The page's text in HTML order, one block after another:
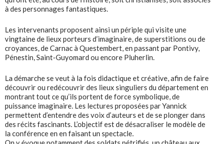
à des personnages fantastiques.
Les intervenants proposent ainsi un périple qui visite une
vingtaine de lieux porteurs d’imaginaire, de superstitions ou de
croyances, de Carnac à Questembert, en passant par Pontivy,
Pénestin, Saint-Guyomard ou encore Pluherlin.
La démarche se veut à la fois didactique et créative, afin de faire
découvrir ou redécouvrir des lieux singuliers du département en
montrant tout ce qu’ils portent de force symbolique, de
puissance imaginaire. Les lectures proposées par Yannick
permettent d’entendre des voix d’auteurs et de se plonger dans
des récits fascinants. L’objectif est de désacraliser le modèle de
la conférence en en faisant un spectacle.